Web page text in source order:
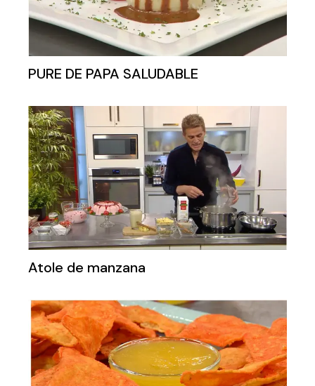
PURE DE PAPA SALUDABLE
Atole de manzana